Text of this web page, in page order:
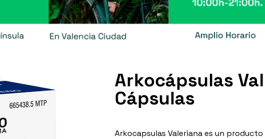
Arkocápsulas
Cápsulas
Arkocapsulas Valeriana es un